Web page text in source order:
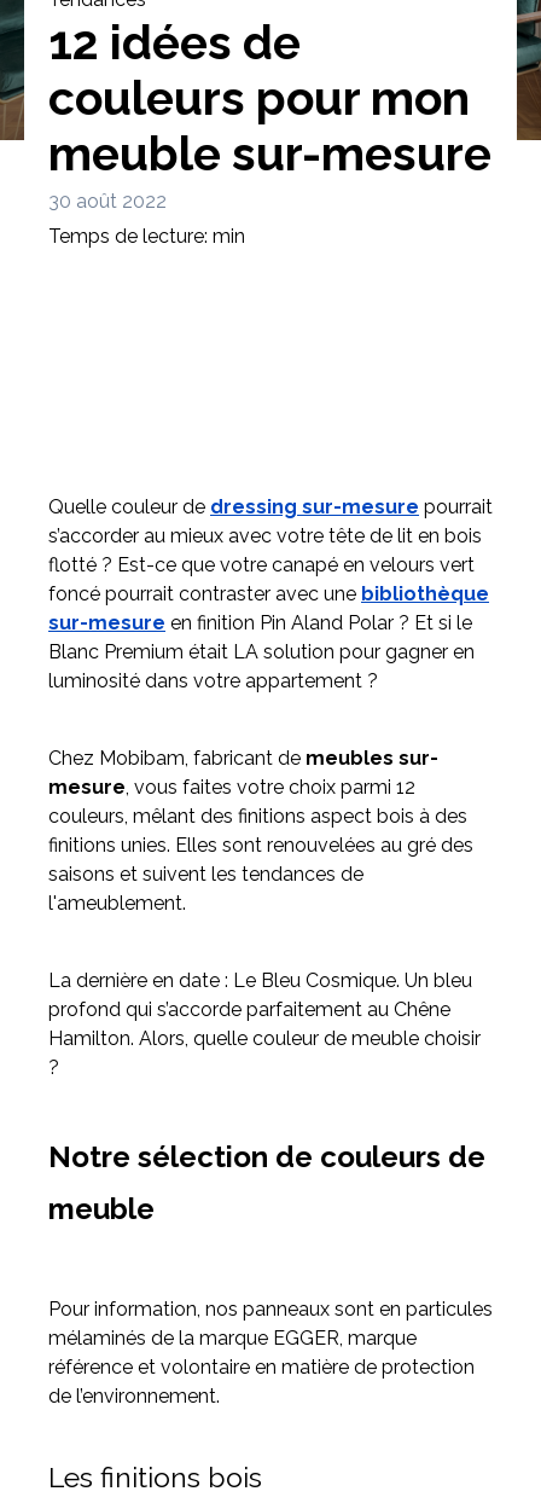
Inspirez-vous du catalogue
Personnalisez nos modèles pour créer le meuble qui vous
ressemble.
Bibliothèque Meuble tv Dressing
12 idées de
couleurs pour mon
meuble sur-mesure
30 août 2022
Temps de lecture: min
Quelle couleur de dressing sur-mesure pourrait
s’accorder au mieux avec votre tête de lit en bois
flotté ? Est-ce que votre canapé en velours vert
foncé pourrait contraster avec une bibliothèque
sur-mesure en finition Pin Aland Polar ? Et si le
Blanc Premium était LA solution pour gagner en
luminosité dans votre appartement ?
Chez Mobibam, fabricant de meubles sur-
mesure, vous faites votre choix parmi 12
couleurs, mêlant des finitions aspect bois à des
finitions unies. Elles sont renouvelées au gré des
saisons et suivent les tendances de
l'ameublement.
La dernière en date : Le Bleu Cosmique. Un bleu
profond qui s’accorde parfaitement au Chêne
Hamilton. Alors, quelle couleur de meuble choisir
?
Notre sélection de couleurs de
meuble
Pour information, nos panneaux sont en particules
mélaminés de la marque EGGER, marque
référence et volontaire en matière de protection
de l’environnement.
Les finitions bois